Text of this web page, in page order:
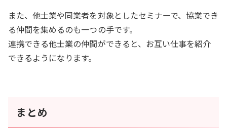
また、他士業や同業者を対象としたセミナーで、協業でき
る仲間を集めるのも一つの手です。
連携できる他士業の仲間ができると、お互い仕事を紹介
できるようになります。
まとめ